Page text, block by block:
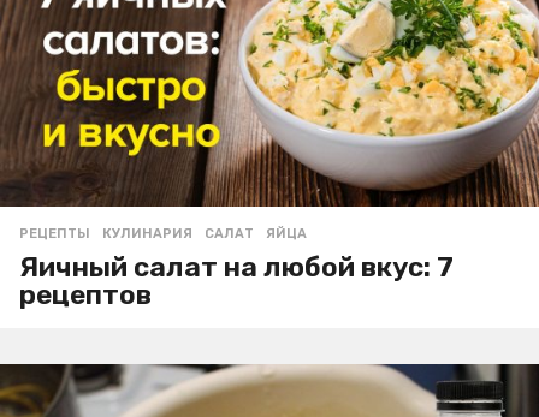
РЕЦЕПТЫ КУЛИНАРИЯ ,САЛАТ ,ЯЙЦА
Яичный салат на любой вкус: 7
рецептов